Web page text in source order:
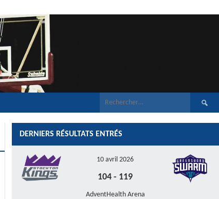
DERNIERS RÉSULTATS ENTRÉS
10 avril 2026
104 - 119
AdventHealth Arena